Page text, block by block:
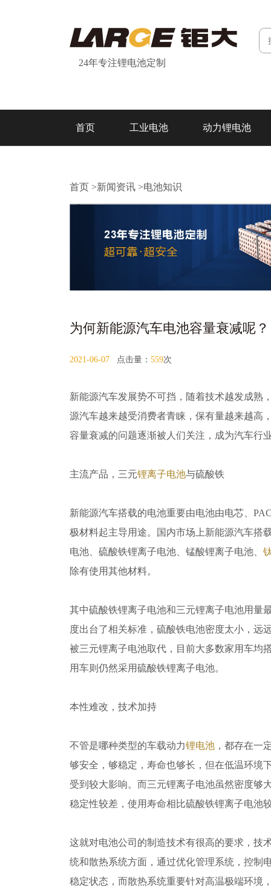
24年专注锂电池定制
首页 工业电池 动力锂电池
首页 >新闻资讯 >电池知识
为何新能源汽车电池容量衰减呢？
2021-06-07 点击量： 559次
新能源汽车发展势不可挡，随着技术越发成熟
源汽车越来越受消费者青睐，保有量越来越高
容量衰减的问题逐渐被人们关注，成为汽车行
主流产品，三元锂离子电池与硫酸铁
新能源汽车搭载的电池重要由电池由电芯、
极材料起主导用途。国内市场上新能源汽车搭
电池、硫酸铁锂离子电池、锰酸锂离子电池、
除有使用其他材料。
其中硫酸铁锂离子电池和三元锂离子电池用量
度出台了相关标准，硫酸铁电池密度太小，远
被三元锂离子电池取代，目前大多数家用车均
用车则仍然采用硫酸铁锂离子电池。
本性难改，技术加持
不管是哪种类型的车载动力锂电池 ，都存在一
够安全，够稳定，寿命也够长，但在低温环境
受到较大影响。而三元锂离子电池虽然密度够
稳定性较差，使用寿命相比硫酸铁锂离子电池
这就对电池公司的制造技术有很高的要求，技
统和散热系统方面，通过优化管理系统，控制
稳定状态，而散热系统重要针对高温极端环境